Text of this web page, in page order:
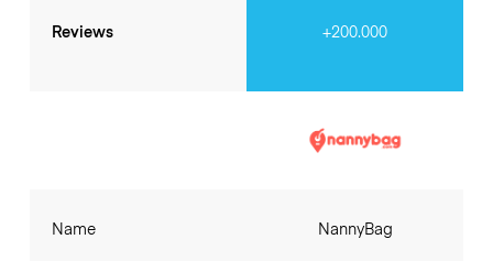
Reviews +200.000
Name NannyBag